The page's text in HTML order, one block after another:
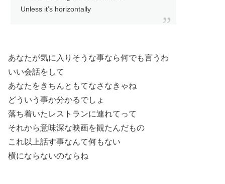
Unless it’s horizontally
あなたが気に入りそうな事なら何でも言うわ
いい会話をして
あなたをきちんともてなさなきゃね
どういう事か分かるでしょ
落ち着いたレストランに連れてって
それから意味深な映画を観たんだもの
これ以上話す事なんて何もない
横にならないのならね